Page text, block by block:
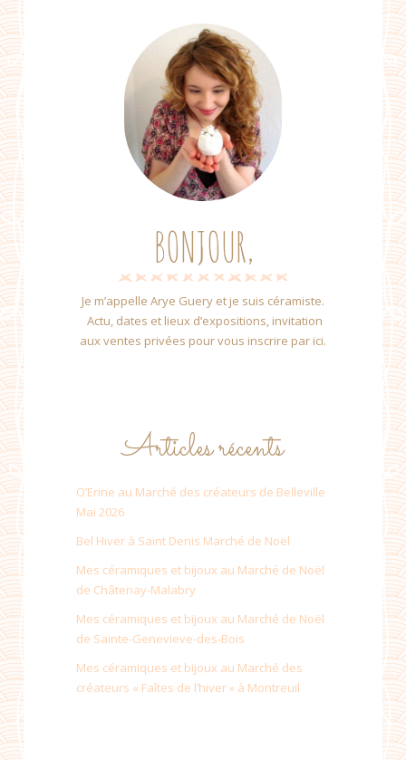
BONJOUR,
Je m’appelle Arye Guery et je suis céramiste.
Actu, dates et lieux d’expositions, invitation
aux ventes privées pour vous inscrire par ici.
Articles récents
O’Erine au Marché des créateurs de Belleville
Mai 2026
Bel Hiver à Saint Denis Marché de Noël
Mes céramiques et bijoux au Marché de Noël
de Châtenay-Malabry
Mes céramiques et bijoux au Marché de Noël
de Sainte-Genevieve-des-Bois
Mes céramiques et bijoux au Marché des
créateurs « Faîtes de l’hiver » à Montreuil